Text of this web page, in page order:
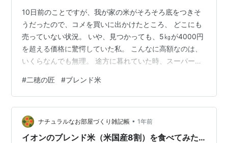
10日前のことですが、我が家の米がそろそろ底をつきそ
うだったので、コメを買いに出かけたところ、 どこにも
売っていない状況。 いや、見つかっても、5㎏が4000円
を超える価格に驚愕していた私。 こんなに高額なのは、
いくらなんでも無理。 途方に暮れていた時、スーパーイ
www.aeon.info アメリカ産米が8割、国産米が2割のブレ
ンド米、4㎏で3002円という価格設定。 私が見つけたス
ーパーイオンでは山積みの状態でした。 味の不安はあり
ましたが、ここは安いことを優先して購入。 現在の我が
家の米は、この「二穂の匠」を使用しています。 味です
#二穂の匠 #ブレンド米
ナチュラルなお部屋づくり雑記帳 • 1年前
イオンのブレンド米（米国産8割）を食べてみた…